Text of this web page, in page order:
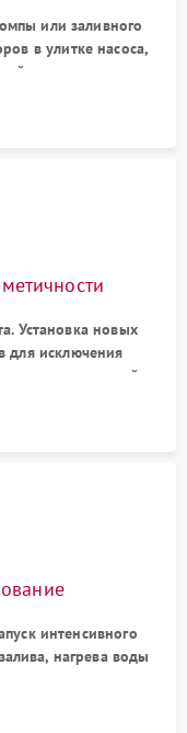
или заливного
в улитке насоса,
ремонт платы
проводки.
Установка новых
для исключения
гидравлической
датчика поплавка.
интенсивного
нагрева воды
шумов,
в поддоне.